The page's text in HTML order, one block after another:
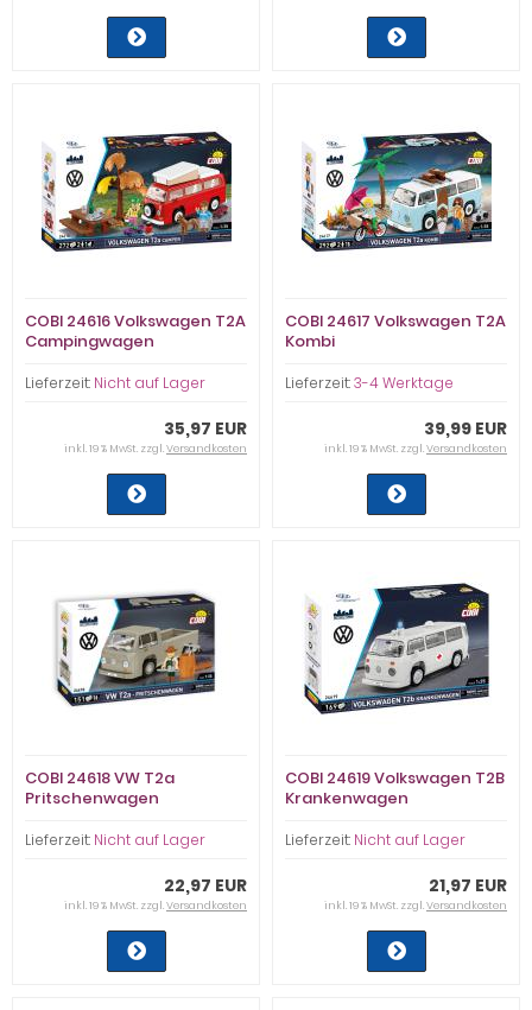
COBI 24616 Volkswagen T2A
Campingwagen
Lieferzeit: Nicht auf Lager
35,97 EUR
inkl. 19 % MwSt. zzgl.Versandkosten
COBI 24617 Volkswagen T2A
Kombi
Lieferzeit:3-4 Werktage
39,99 EUR
inkl. 19 % MwSt. zzgl.Versandkosten
COBI 24618 VW T2a
Pritschenwagen
Lieferzeit: Nicht auf Lager
22,97 EUR
inkl. 19 % MwSt. zzgl.Versandkosten
COBI 24619 Volkswagen T2B
Krankenwagen
Lieferzeit: Nicht auf Lager
21,97 EUR
inkl. 19 % MwSt. zzgl.Versandkosten